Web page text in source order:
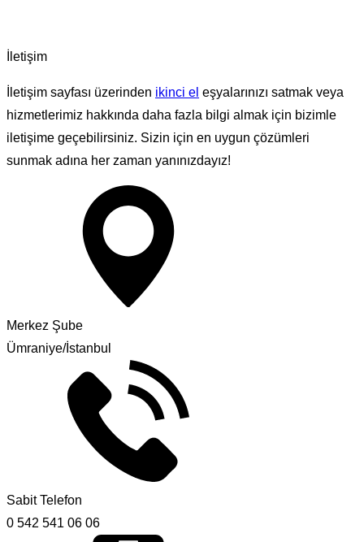
İletişim
İletişim sayfası üzerinden ikinci el eşyalarınızı satmak veya
hizmetlerimiz hakkında daha fazla bilgi almak için bizimle
iletişime geçebilirsiniz. Sizin için en uygun çözümleri
sunmak adına her zaman yanınızdayız!
Merkez Şube
Ümraniye/İstanbul
Sabit Telefon
0 542 541 06 06